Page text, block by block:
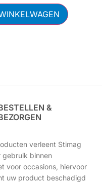
&
verleent Stimag
gebruik binnen
voor occasions, hiervoor
uw product beschadigd